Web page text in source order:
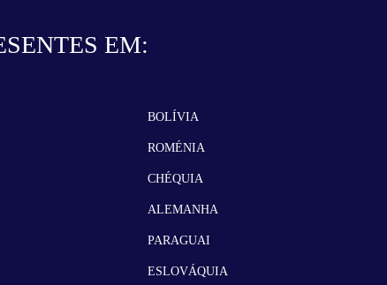
EM:
BOLÍVIA
ROMÉNIA
CHÉQUIA
ALEMANHA
PARAGUAI
ESLOVÁQUIA